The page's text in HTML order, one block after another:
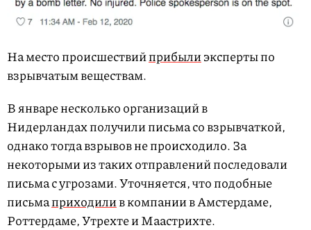
На место происшествийприбылиэксперты по
взрывчатым веществам.
В январе несколько организаций в
Нидерландах получили письма со взрывчаткой,
однако тогда взрывов не происходило. За
некоторыми из таких отправлений последовали
письма с угрозами. Уточняется, что подобные
письмаприходилив компании в Амстердаме,
Роттердаме, Утрехте и Маастрихте.